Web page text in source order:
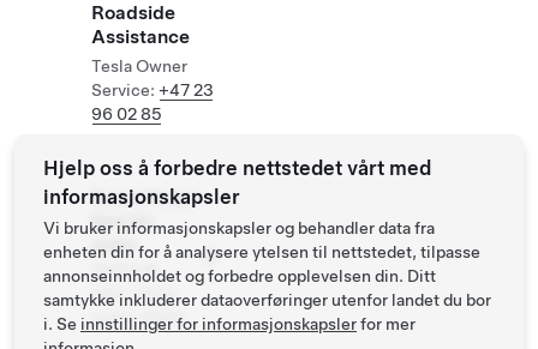
Roadside
Assistance
Tesla Owner
Service: +47 23
96 02 85
Supercharger
åpen for
andre
Støttede
biler: Tesla,
andre elbiler
Hjelp oss å forbedre nettstedet vårt med
informasjonskapsler
Vi bruker informasjonskapsler og behandler data fra
enheten din for å analysere ytelsen til nettstedet, tilpasse
annonseinnholdet og forbedre opplevelsen din. Ditt
samtykke inkluderer dataoverføringer utenfor landet du bor
i. Se innstillinger for informasjonskapslerfor mer